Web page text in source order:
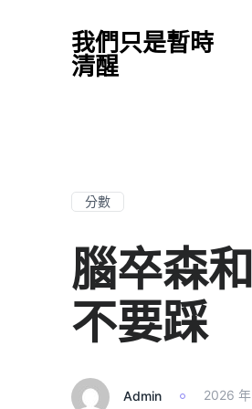
我們只是暫時
清醒
分數
腦卒森
不要踩
Admin 2026